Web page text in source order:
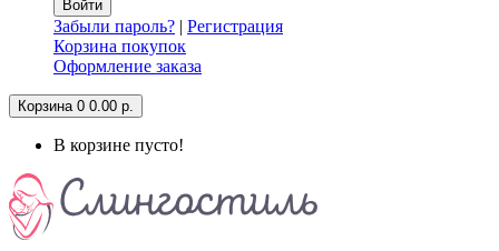
Забыли пароль? | Регистрация
Корзина покупок
Оформление заказа
Корзина 0 0.00 р.
В корзине пусто!